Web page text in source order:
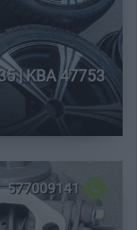
| KBA 47753
577009141